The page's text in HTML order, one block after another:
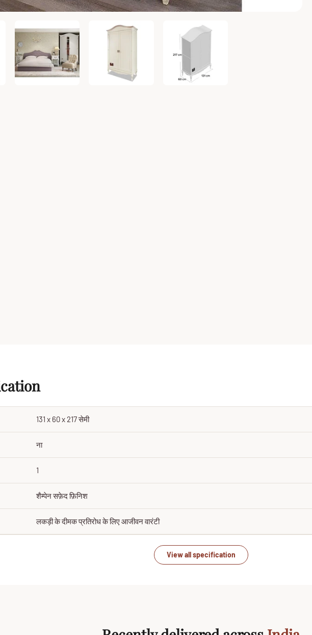
131 x 60 x 217 सेमी
ना
1
शैम्पेन सफ़ेद फ़िनिश
लकड़ी के दीमक प्रतिरोध के लिए आजीवन वारंटी
View all specification